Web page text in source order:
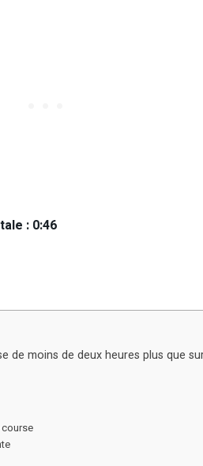
: 0:46
de moins de deux heures plus que